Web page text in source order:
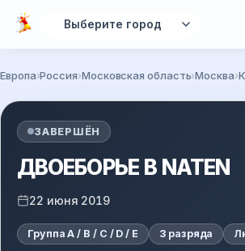
Перейти к основному содержанию
Вы здесь
Европа Россия Московская область Москва
ЗАВЕРШЁН
ДВОЕБОРЬЕ В NATEN
22 июня 2019
Группа A / B / C / D / E 3 разряда